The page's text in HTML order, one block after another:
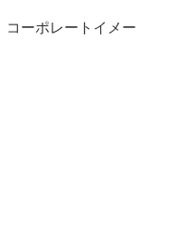
コーポレートイメー